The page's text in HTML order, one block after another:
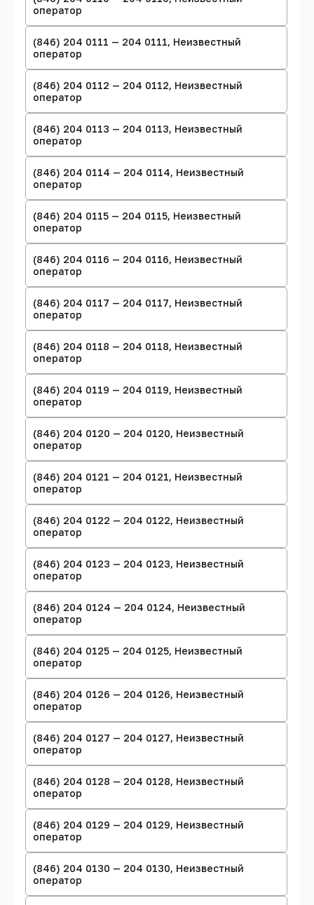
оператор
(846) 204 0111 — 204 0111, Неизвестный
оператор
(846) 204 0112 — 204 0112, Неизвестный
оператор
(846) 204 0113 — 204 0113, Неизвестный
оператор
(846) 204 0114 — 204 0114, Неизвестный
оператор
(846) 204 0115 — 204 0115, Неизвестный
оператор
(846) 204 0116 — 204 0116, Неизвестный
оператор
(846) 204 0117 — 204 0117, Неизвестный
оператор
(846) 204 0118 — 204 0118, Неизвестный
оператор
(846) 204 0119 — 204 0119, Неизвестный
оператор
(846) 204 0120 — 204 0120, Неизвестный
оператор
(846) 204 0121 — 204 0121, Неизвестный
оператор
(846) 204 0122 — 204 0122, Неизвестный
оператор
(846) 204 0123 — 204 0123, Неизвестный
оператор
(846) 204 0124 — 204 0124, Неизвестный
оператор
(846) 204 0125 — 204 0125, Неизвестный
оператор
(846) 204 0126 — 204 0126, Неизвестный
оператор
(846) 204 0127 — 204 0127, Неизвестный
оператор
(846) 204 0128 — 204 0128, Неизвестный
оператор
(846) 204 0129 — 204 0129, Неизвестный
оператор
(846) 204 0130 — 204 0130, Неизвестный
оператор